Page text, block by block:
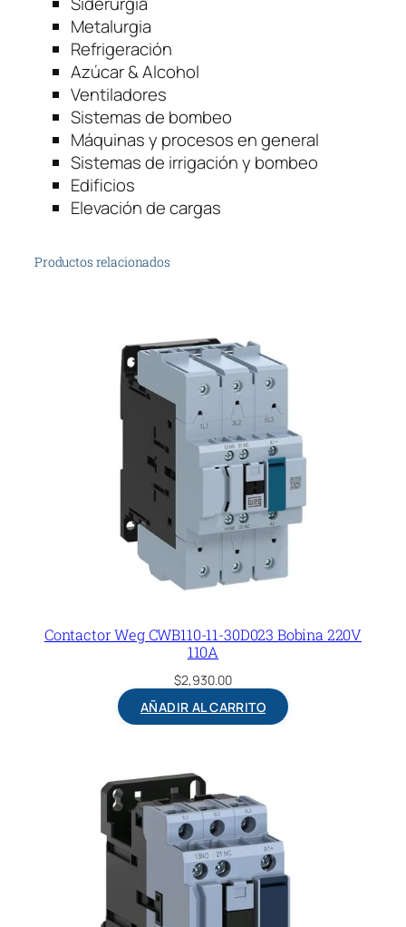
Metalurgia
Refrigeración
Azúcar & Alcohol
Ventiladores
Sistemas de bombeo
Máquinas y procesos en general
Sistemas de irrigación y bombeo
Edificios
Elevación de cargas
Productos relacionados
Contactor Weg CWB110-11-30D023 Bobina 220V
110A
$2,930.00
AÑADIR AL CARRITO